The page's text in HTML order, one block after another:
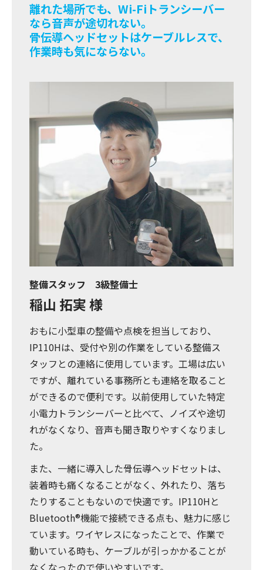
離れた場所でも、Wi-Fiトランシーバー
なら音声が途切れない。
骨伝導ヘッドセットはケーブルレスで、
作業時も気にならない。
整備スタッフ 3級整備士
稲山 拓実 様
おもに小型車の整備や点検を担当しており、
IP110Hは、受付や別の作業をしている整備ス
タッフとの連絡に使用しています。工場は広い
ですが、離れている事務所とも連絡を取ること
ができるので便利です。以前使用していた特定
小電力トランシーバーと比べて、ノイズや途切
れがなくなり、音声も聞き取りやすくなりまし
た。
また、一緒に導入した骨伝導ヘッドセットは、
装着時も痛くなることがなく、外れたり、落ち
たりすることもないので快適です。IP110Hと
Bluetooth®機能で接続できる点も、魅力に感じ
ています。ワイヤレスになったことで、作業で
動いている時も、ケーブルが引っかかることが
なくなったので使いやすいです。